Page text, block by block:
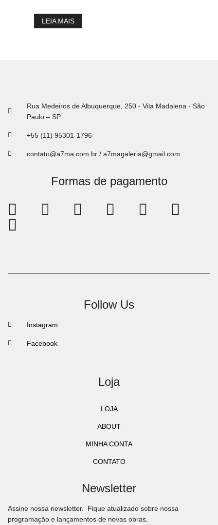
LEIA MAIS
Rua Medeiros de Albuquerque, 250 - Vila Madalena - São
Paulo – SP
+55 (11) 95301-1796
contato@a7ma.com.br / a7magaleria@gmail.com
Formas de pagamento
Follow Us
Instagram
Facebook
Loja
LOJA
ABOUT
MINHA CONTA
CONTATO
Newsletter
Assine nossa newsletter. Fique atualizado sobre nossa
programação e lançamentos de novas obras.